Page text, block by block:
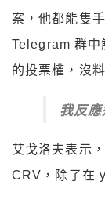
案，他都能隻
Telegram 群
的投票權，沒
我反應
艾戈洛夫表示
CRV，除了在